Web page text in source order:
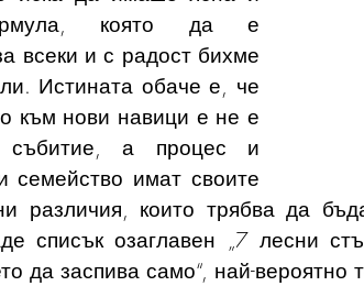
която да е
всеки и с радост бихме
Истината обаче е, че
към нови навици е не е
събитие, а процес и
семейство имат своите
различия, които трябва да
списък озаглавен „7 лесни
да заспива само“, най-вероятно